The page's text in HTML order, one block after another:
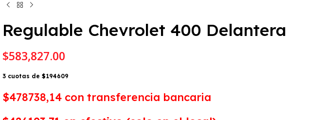
Regulable Chevrolet 400 Delantera
$583,827.00
3 cuotas de $194609
$478738,14 con transferencia bancaria